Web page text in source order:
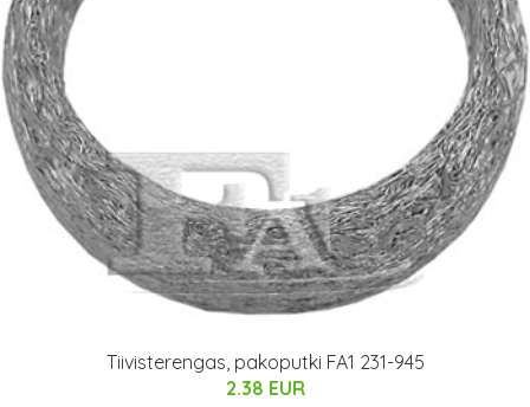
Tiivisterengas, pakoputki FA1 231-945
2.38 EUR